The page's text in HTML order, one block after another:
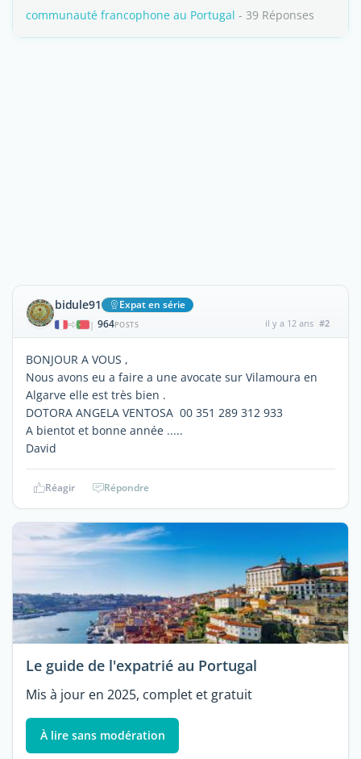
communauté francophone au Portugal - 39 Réponses
bidule91 Expat en série
| 964POSTS il y a 12 ans #2
BONJOUR A VOUS ,
Nous avons eu a faire a une avocate sur Vilamoura en
Algarve elle est très bien .
DOTORA ANGELA VENTOSA 00 351 289 312 933
A bientot et bonne année .....
David
Réagir Répondre
Le guide de l'expatrié au Portugal
Mis à jour en 2025, complet et gratuit
À lire sans modération